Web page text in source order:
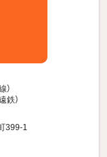
）
鉄）
399-1